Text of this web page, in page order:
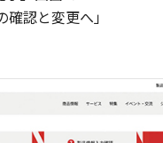
確認と変更へ」